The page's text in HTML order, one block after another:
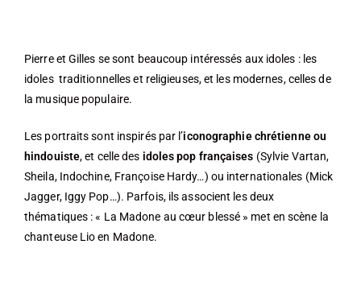
Pierre et Gilles se sont beaucoup intéressés aux idoles : les
idoles traditionnelles et religieuses, et les modernes, celles de
la musique populaire.
Les portraits sont inspirés par l’iconographie chrétienne ou
hindouiste, et celle des idoles pop françaises (Sylvie Vartan,
Sheila, Indochine, Françoise Hardy…) ou internationales (Mick
Jagger, Iggy Pop…). Parfois, ils associent les deux
thématiques : « La Madone au cœur blessé » met en scène la
chanteuse Lio en Madone.